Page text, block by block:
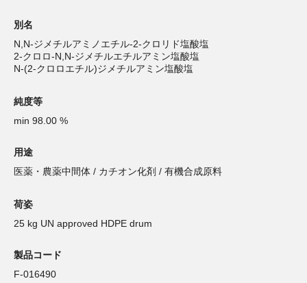
別名
N,N-ジメチルアミノエチル-2-クロリド塩酸塩
2-クロロ-N,N-ジメチルエチルアミン塩酸塩
N-(2-クロロエチル)ジメチルアミン塩酸塩
純度等
min 98.00 %
用途
医薬・農薬中間体 / カチオン化剤 / 有機合成原料
荷姿
25 kg UN approved HDPE drum
製品コード
F-016490